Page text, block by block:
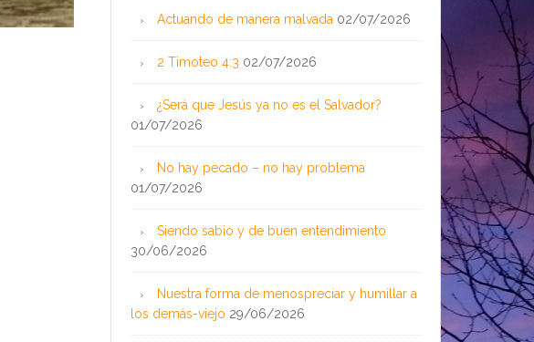
Actuando de manera malvada 02/07/2026
2 Timoteo 4:3 02/07/2026
¿Será que Jesús ya no es el Salvador?
01/07/2026
No hay pecado – no hay problema
01/07/2026
Siendo sabio y de buen entendimiento
30/06/2026
Nuestra forma de menospreciar y humillar a
los demás-viejo 29/06/2026